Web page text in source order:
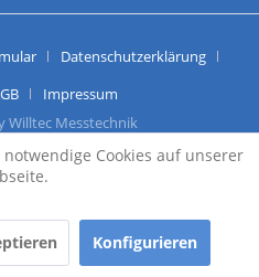
Datenschutzerklärung
Impressum
Willtec Messtechnik
Cookies auf unserer
Konfigurieren